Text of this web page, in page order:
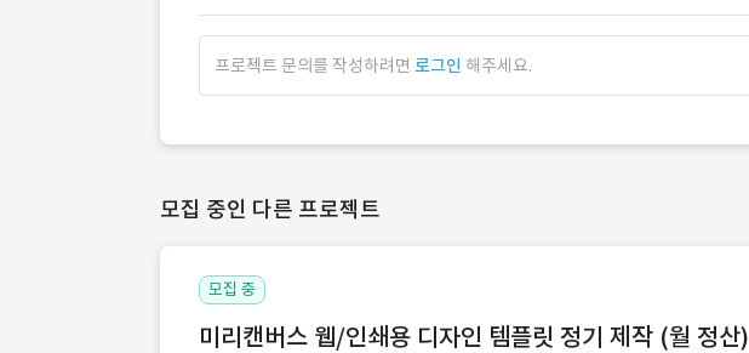
프로젝트 문의를 작성하려면 로그인 해주세요.
모집 중인 다른 프로젝트
모집 중
미리캔버스 웹/인쇄용 디자인 템플릿 정기 제작 (월 정산)